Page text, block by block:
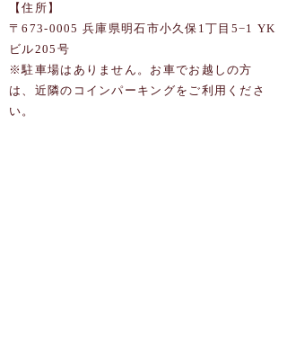
【住所】
〒673-0005 兵庫県明石市小久保1丁目5−1 YK
ビル205号
​※駐車場はありません。お車でお越しの方
は、近隣のコインパーキングをご利用くださ
い。